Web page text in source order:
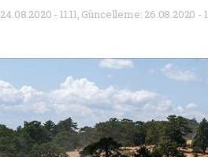
24.08.2020 - 11:11, Güncelleme: 26.08.2020 -